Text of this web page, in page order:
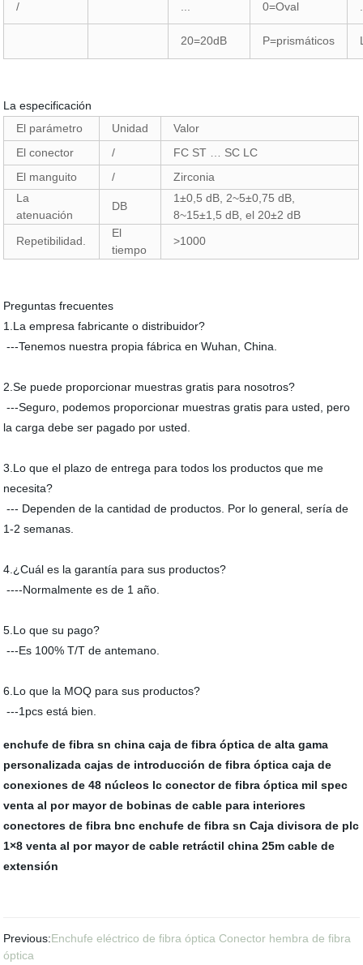
/ 0=Oval
20=20dB P=prismáticos
La especificación
El parámetro
Unidad
Valor
El conector
/
FC ST … SC LC
El manguito
/
Zirconia
La
atenuación
DB
1±0,5 dB, 2~5±0,75 dB,
8~15±1,5 dB, el 20±2 dB
Repetibilidad.
El
tiempo
>1000
Preguntas frecuentes
1.La empresa fabricante o distribuidor?
---Tenemos nuestra propia fábrica en Wuhan, China.
2.Se puede proporcionar muestras gratis para nosotros?
---Seguro, podemos proporcionar muestras gratis para usted, pero
la carga debe ser pagado por usted.
3.Lo que el plazo de entrega para todos los productos que me
necesita?
--- Dependen de la cantidad de productos. Por lo general, sería de
1-2 semanas.
4.¿Cuál es la garantía para sus productos?
----Normalmente es de 1 año.
5.Lo que su pago?
---Es 100% T/T de antemano.
6.Lo que la MOQ para sus productos?
---1pcs está bien.
enchufe de fibra sn china caja de fibra óptica de alta gama
personalizada cajas de introducción de fibra óptica caja de
conexiones de 48 núcleos lc conector de fibra óptica mil spec
venta al por mayor de bobinas de cable para interiores
conectores de fibra bnc enchufe de fibra sn Caja divisora de plc
1×8 venta al por mayor de cable retráctil china 25m cable de
extensión
Previous:Enchufe eléctrico de fibra óptica Conector hembra de fibra
óptica